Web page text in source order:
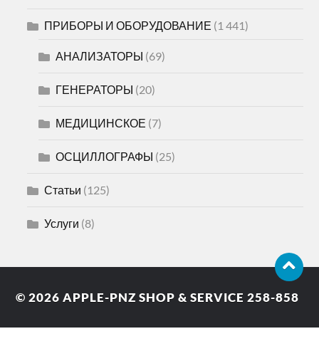
ПРИБОРЫ И ОБОРУДОВАНИЕ (1 441)
АНАЛИЗАТОРЫ (69)
ГЕНЕРАТОРЫ (20)
МЕДИЦИНСКОЕ (7)
ОСЦИЛЛОГРАФЫ (25)
Статьи (125)
Услуги (8)
© 2026APPLE-PNZ SHOP & SERVICE 258-858